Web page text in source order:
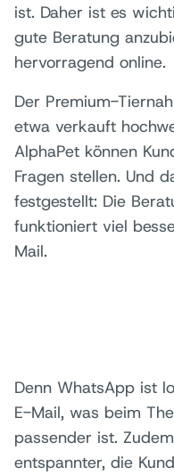
ist. Daher ist es
gute Beratung
hervorragend online.
Der Premium-
etwa verkauft
AlphaPet können
Fragen stellen. Und
festgestellt: Die
funktioniert viel
Mail.
Denn WhatsApp ist
E-Mail, was beim
passender ist.
entspannter, die